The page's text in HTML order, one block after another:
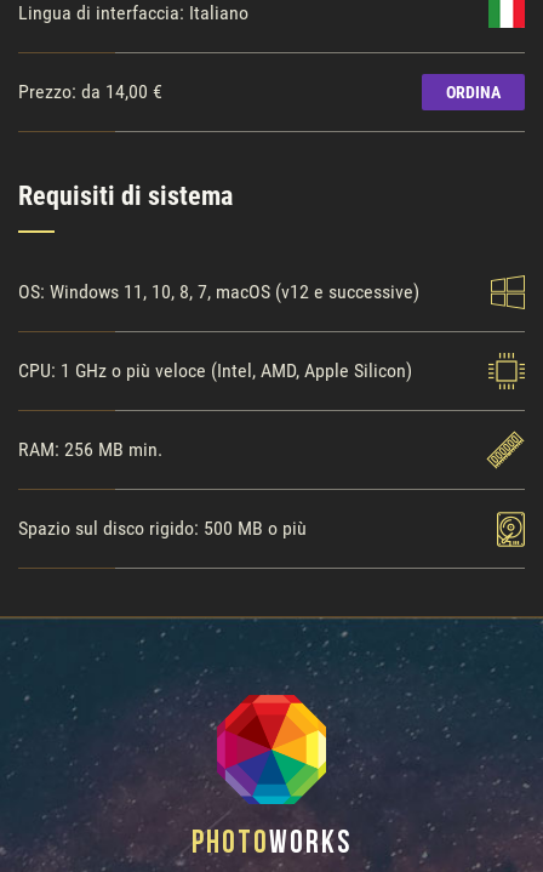
Lingua di interfaccia: Italiano
Prezzo: da 14,00 € ORDINA
Requisiti di sistema
OS: Windows 11, 10, 8, 7, macOS (v12 e successive)
CPU: 1 GHz o più veloce (Intel, AMD, Apple Silicon)
RAM: 256 MB min.
Spazio sul disco rigido: 500 MB o più
PhotoWorks